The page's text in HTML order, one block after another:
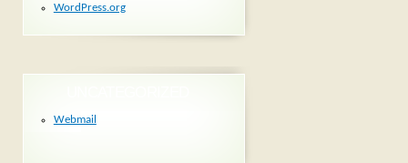
WordPress.org
Webmail